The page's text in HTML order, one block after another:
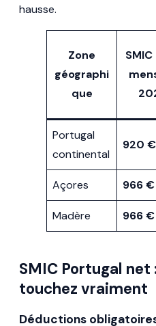
hausse.
Zone
géographi
que
Portugal
continental
920 €
Açores 966 €
Madère 966 €
SMIC Portugal net
touchez vraiment
Déductions